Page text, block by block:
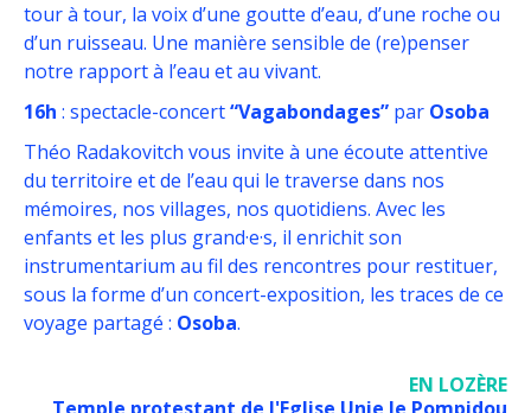
tour à tour, la voix d’une goutte d’eau, d’une roche ou
d’un ruisseau. Une manière sensible de (re)penser
notre rapport à l’eau et au vivant.
16h : spectacle-concert“Vagabondages” par Osoba
Théo Radakovitch vous invite à une écoute attentive
du territoire et de l’eau qui le traverse dans nos
mémoires, nos villages, nos quotidiens. Avec les
enfants et les plus grand·e·s, il enrichit son
instrumentarium au fil des rencontres pour restituer,
sous la forme d’un concert-exposition, les traces de ce
voyage partagé : Osoba.
EN LOZÈRE